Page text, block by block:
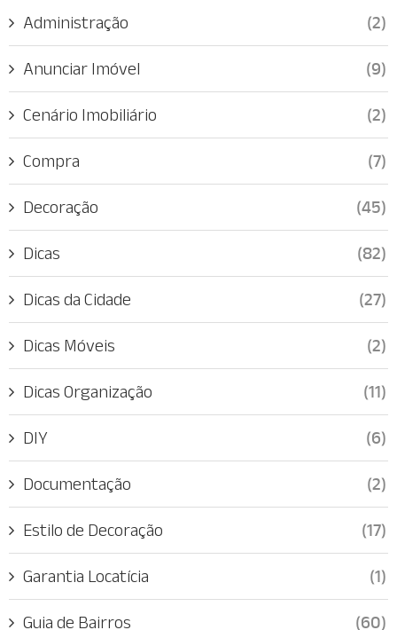
Administração (2)
Anunciar Imóvel (9)
Cenário Imobiliário (2)
Compra (7)
Decoração (45)
Dicas (82)
Dicas da Cidade (27)
Dicas Móveis (2)
Dicas Organização (11)
DIY (6)
Documentação (2)
Estilo de Decoração (17)
Garantia Locatícia (1)
Guia de Bairros (60)